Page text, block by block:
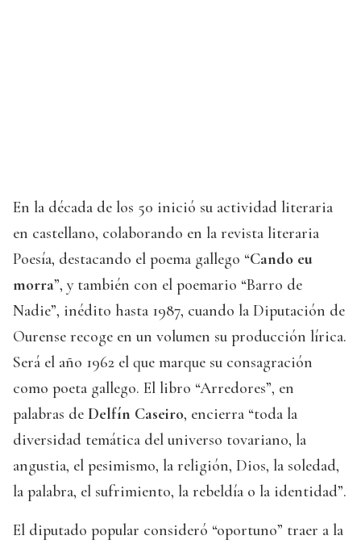
En la década de los 50 inició su actividad literaria
en castellano, colaborando en la revista literaria
Poesía, destacando el poema gallego “Cando eu
morra”, y también con el poemario “Barro de
Nadie”, inédito hasta 1987, cuando la Diputación de
Ourense recoge en un volumen su producción lírica.
Será el año 1962 el que marque su consagración
como poeta gallego. El libro “Arredores”, en
palabras de Delfín Caseiro, encierra “toda la
diversidad temática del universo tovariano, la
angustia, el pesimismo, la religión, Dios, la soledad,
la palabra, el sufrimiento, la rebeldía o la identidad”.
El diputado popular consideró “oportuno” traer a la